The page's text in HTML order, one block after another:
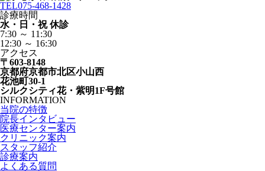
TEL075-468-1428
診療時間
水・日・祝 休診
7:30 ～ 11:30
12:30 ～ 16:30
アクセス
〒603-8148
京都府京都市北区小山西
花池町30-1
シルクシティ花・紫明1F号館
INFORMATION
当院の特徴
院長インタビュー
医療センター案内
クリニック案内
スタッフ紹介
診療案内
よくある質問